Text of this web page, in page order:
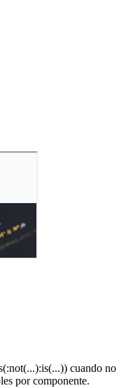
cuando no
por componente.